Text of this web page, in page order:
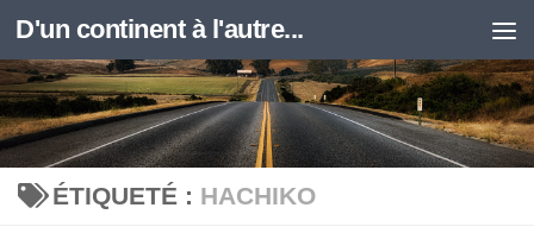
Skip to content
D'un continent à l'autre...
ÉTIQUETÉ : HACHIKO